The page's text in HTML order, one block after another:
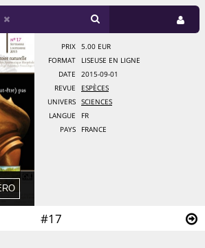
#17
PRIX
5.00 EUR
FORMAT
LISEUSE EN LIGNE
DATE
2015-09-01
REVUE
ESPÈCES
UNIVERS
SCIENCES
LANGUE
FR
PAYS
FRANCE